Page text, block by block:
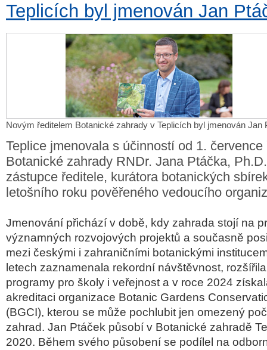
Teplicích byl jmenován Jan
Novým ředitelem Botanické zahrady v Teplicích byl jmenován Jan
Teplice jmenovala s účinností od 1. července
Botanické zahrady RNDr. Jana Ptáčka,
zástupce ředitele, kurátora botanických
letošního roku pověřeného vedoucího
Jmenování přichází v době, kdy zahrada stojí na
významných rozvojových projektů a současně
mezi českými i zahraničními botanickými
letech zaznamenala rekordní návštěvnost,
programy pro školy i veřejnost a v roce 2024
akreditaci organizace Botanic Gardens
(BGCI), kterou se může pochlubit jen omezený
zahrad. Jan Ptáček působí v Botanické zahradě
2020. Během svého působení se podílel na